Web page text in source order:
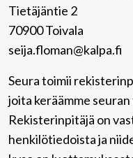
Tietäjäntie 2
70900 Toivala
seija.floman@kalpa.fi
Seura toimii
joita keräämme
Rekisterinpitäjä on
henkilötiedoista ja